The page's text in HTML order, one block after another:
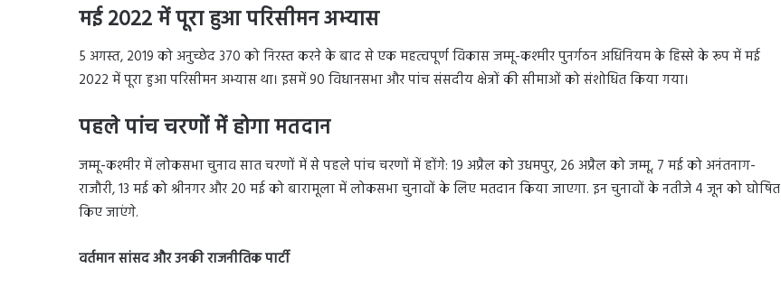
मई 2022 में पूरा हुआ परिसीमन अभ्यास
5 अगस्त, 2019 को अनुच्छेद 370 को निरस्त करने के बाद से एक महत्वपूर्ण विकास जम्मू-कश्मीर पुनर्गठन अधिनियम के हिस्से के रूप में मई
2022 में पूरा हुआ परिसीमन अभ्यास था। इसमें 90 विधानसभा और पांच संसदीय क्षेत्रों की सीमाओं को संशोधित किया गया।
पहले पांच चरणों में होगा मतदान
जम्मू-कश्मीर में लोकसभा चुनाव सात चरणों में से पहले पांच चरणों में होंगे: 19 अप्रैल को उधमपुर, 26 अप्रैल को जम्मू, 7 मई को अनंतनाग-
राजौरी, 13 मई को श्रीनगर और 20 मई को बारामूला में लोकसभा चुनावों के लिए मतदान किया जाएगा. इन चुनावों के नतीजे 4 जून को घोषित
किए जाएंगे.
वर्तमान सांसद और उनकी राजनीतिक पार्टी